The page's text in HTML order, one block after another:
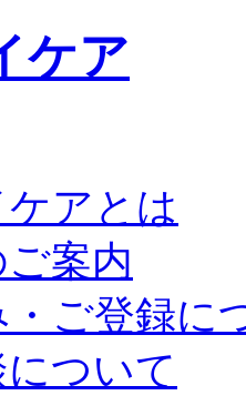
アとは
案内
・ご登録に
ついて